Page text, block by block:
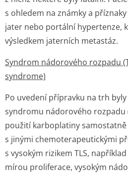
s ohledem na známky a
jater nebo portální hypertenze,
výsledkem jaterních metastáz.
Syndrom nádorového rozpadu
syndrome)
Po uvedení přípravku na trh
syndromu nádorového rozpadu
použití karboplatiny
s jinými chemoterapeutickými
s vysokým rizikem TLS,
mírou proliferace, vysokým